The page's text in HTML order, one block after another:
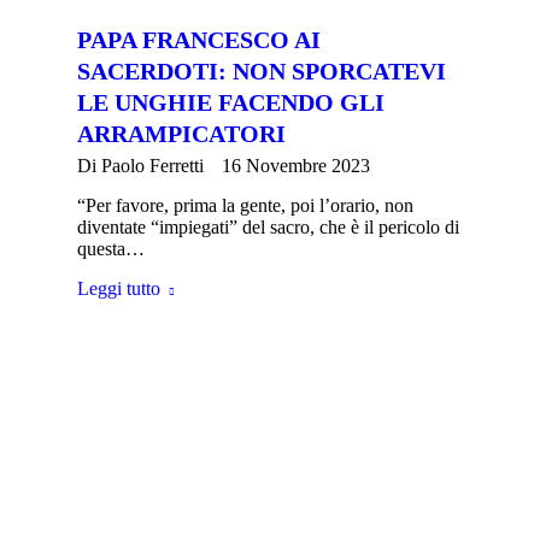
PAPA FRANCESCO AI
SACERDOTI: NON SPORCATEVI
LE UNGHIE FACENDO GLI
ARRAMPICATORI
Di Paolo Ferretti
16 Novembre 2023
“Per favore, prima la gente, poi l’orario, non
diventate “impiegati” del sacro, che è il pericolo di
questa…
Leggi tutto